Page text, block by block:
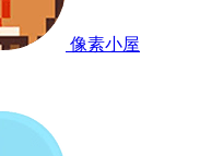
像素小屋